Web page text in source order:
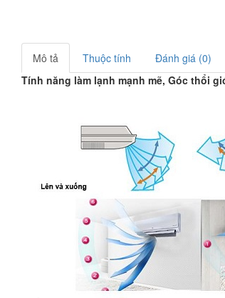
Mô tả Thuộc tính
Đánh giá (0)
Tính năng làm lạnh mạnh mẽ, Góc thổi